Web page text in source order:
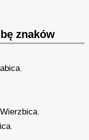
znaków
,
Wierzbica,
,